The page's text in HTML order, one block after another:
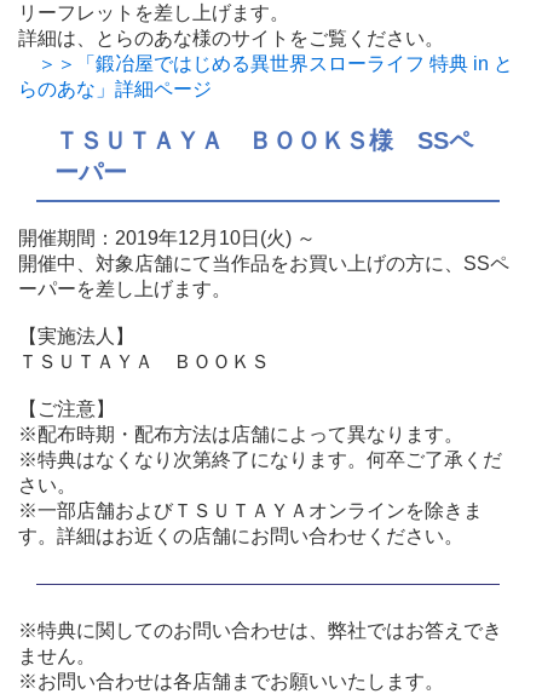
リーフレットを差し上げます。
詳細は、とらのあな様のサイトをご覧ください。
＞＞「鍛冶屋ではじめる異世界スローライフ 特典 in と
らのあな」詳細ページ
ＴＳＵＴＡＹＡ ＢＯＯＫＳ様 SSペ
ーパー
開催期間：2019年12月10日(火) ～
開催中、対象店舗にて当作品をお買い上げの方に、SSペ
ーパーを差し上げます。
【実施法人】
ＴＳＵＴＡＹＡ ＢＯＯＫＳ
【ご注意】
※配布時期・配布方法は店舗によって異なります。
※特典はなくなり次第終了になります。何卒ご了承くだ
さい。
※一部店舗およびＴＳＵＴＡＹＡオンラインを除きま
す。詳細はお近くの店舗にお問い合わせください。
※特典に関してのお問い合わせは、弊社ではお答えでき
ません。
※お問い合わせは各店舗までお願いいたします。